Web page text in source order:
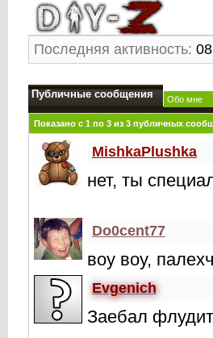
Последняя активность:
Публичные сообщения Обо мне
Показано с 1 по 3из 3публичных
MishkaPlushka
нет, ты
Do0cent77
воу воу,
Evgenich
Заебал